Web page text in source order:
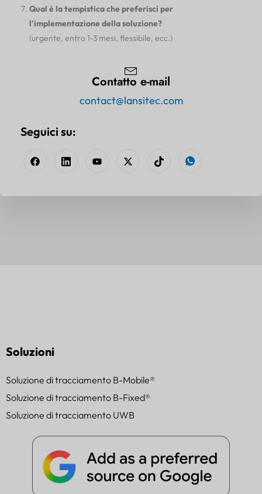
Qual è la tempistica che preferisci per
l'implementazione della soluzione?
(urgente, entro 1-3 mesi, flessibile, ecc.)
Contatto e-mail
contact@lansitec.com
Seguici su:
Soluzioni
Soluzione di tracciamento B-Mobile®
Soluzione di tracciamento B-Fixed®
Soluzione di tracciamento UWB